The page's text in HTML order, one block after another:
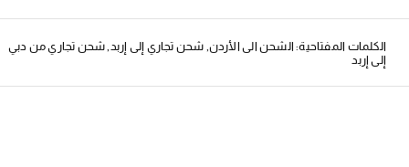
الكلمات المفتاحية: الشحن الى الأردن شحن تجاري إلى إربد شحن تجاري من دبي
إلى إربد